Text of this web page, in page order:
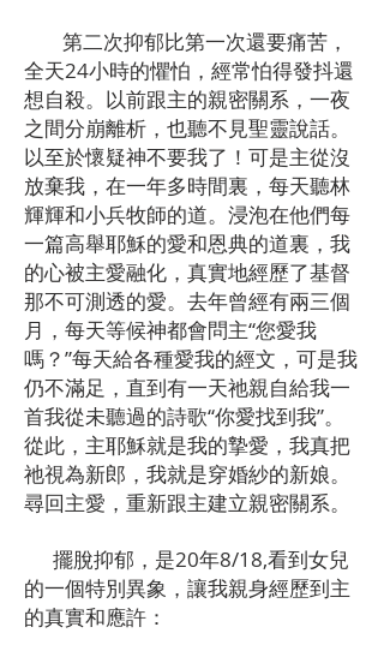
第二次抑郁比第一次還要痛苦，
全天24小時的懼怕，經常怕得發抖還
想自殺。以前跟主的親密關系，一夜
之間分崩離析，也聽不見聖靈說話。
以至於懷疑神不要我了！可是主從沒
放棄我，在一年多時間裏，每天聽林
輝輝和小兵牧師的道。浸泡在他們每
一篇高舉耶穌的愛和恩典的道裏，我
的心被主愛融化，真實地經歷了基督
那不可測透的愛。去年曾經有兩三個
月，每天等候神都會問主“您愛我
嗎？”每天給各種愛我的經文，可是我
仍不滿足，直到有一天祂親自給我一
首我從未聽過的詩歌“你愛找到我”。
從此，主耶穌就是我的摯愛，我真把
祂視為新郎，我就是穿婚紗的新娘。
尋回主愛，重新跟主建立親密關系。
擺脫抑郁，是20年8/18,看到女兒
的一個特別異象，讓我親身經歷到主
的真實和應許：